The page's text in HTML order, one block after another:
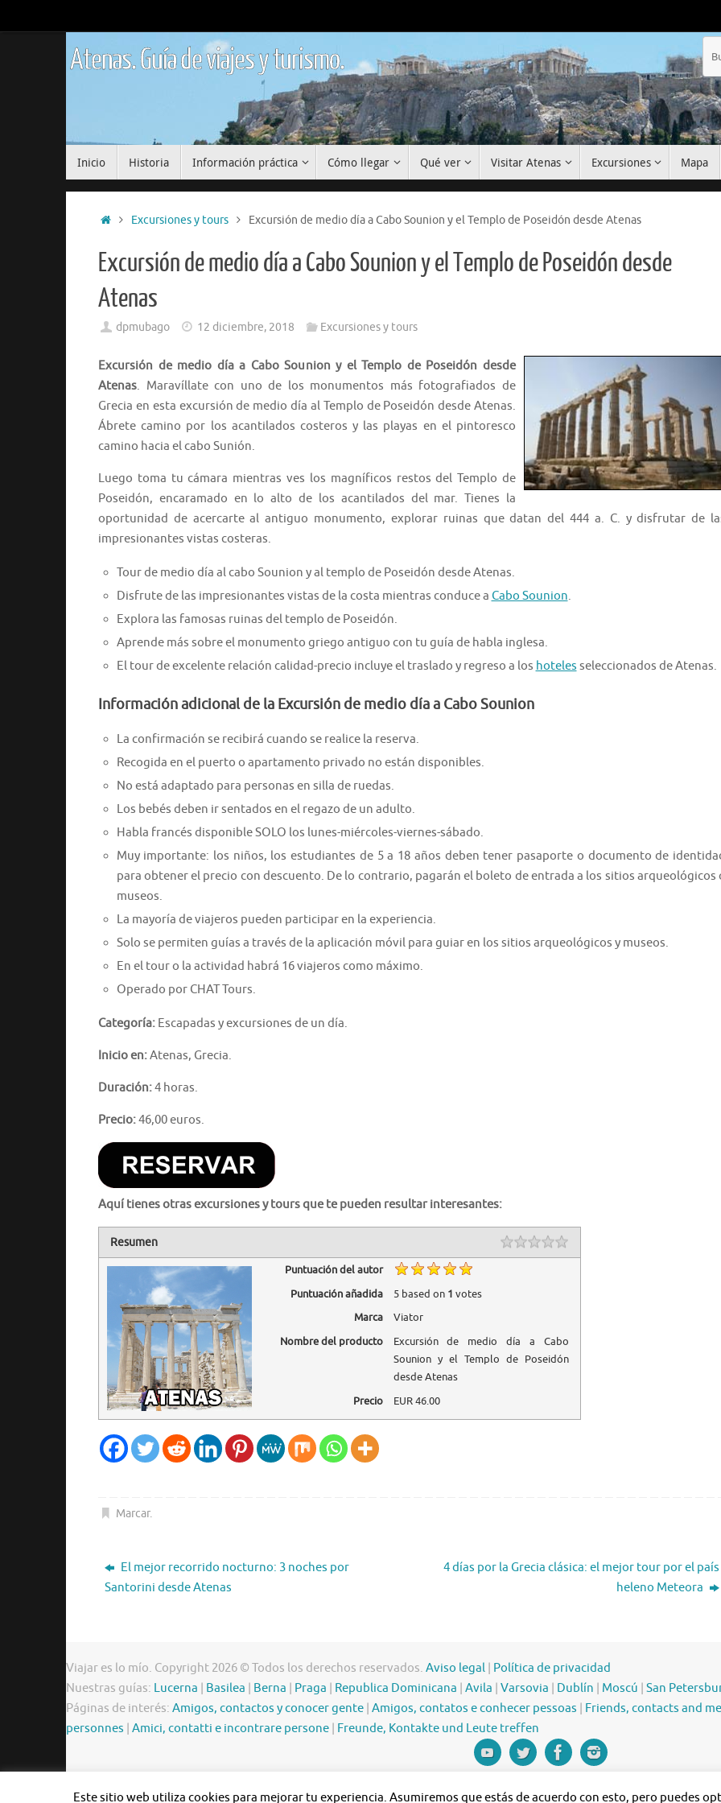
al
Atenas. Guía de viajes y turismo.
Inicio Historia Información práctica Cómo llegar Qué ver Visitar Atenas Excursiones Mapa
InicioExcursiones y tours Excursión de medio día a Cabo Sounion y el Templo de Poseidón desde Atenas
Excursión de medio día a Cabo Sounion y el Templo de Poseidón desde
Atenas
dpmubago 12 diciembre, 2018 Excursiones y tours
Excursión de medio día a Cabo Sounion y el Templo de Poseidón desde
Atenas. Maravíllate con uno de los monumentos más fotografiados de
Grecia en esta excursión de medio día al Templo de Poseidón desde Atenas.
Ábrete camino por los acantilados costeros y las playas en el pintoresco
camino hacia el cabo Sunión.
Luego toma tu cámara mientras ves los magníficos restos del Templo de
Poseidón, encaramado en lo alto de los acantilados del mar. Tienes la
oportunidad de acercarte al antiguo monumento, explorar ruinas que datan del 444 a. C. y disfrutar de
impresionantes vistas costeras.
Tour de medio día al cabo Sounion y al templo de Poseidón desde Atenas.
Disfrute de las impresionantes vistas de la costa mientras conduce a Cabo Sounion.
Explora las famosas ruinas del templo de Poseidón.
Aprende más sobre el monumento griego antiguo con tu guía de habla inglesa.
El tour de excelente relación calidad-precio incluye el traslado y regreso a los hoteles seleccionados de Atenas.
Información adicional de la Excursión de medio día a Cabo Sounion
La confirmación se recibirá cuando se realice la reserva.
Recogida en el puerto o apartamento privado no están disponibles.
No está adaptado para personas en silla de ruedas.
Los bebés deben ir sentados en el regazo de un adulto.
Habla francés disponible SOLO los lunes-miércoles-viernes-sábado.
Muy importante: los niños, los estudiantes de 5 a 18 años deben tener pasaporte o documento de
para obtener el precio con descuento. De lo contrario, pagarán el boleto de entrada a los sitios arqueológicos
museos.
La mayoría de viajeros pueden participar en la experiencia.
Solo se permiten guías a través de la aplicación móvil para guiar en los sitios arqueológicos y museos.
En el tour o la actividad habrá 16 viajeros como máximo.
Operado por CHAT Tours.
Categoría: Escapadas y excursiones de un día.
Inicio en:Atenas, Grecia.
Duración:4 horas.
Precio:46,00 euros.
Aquí tienes otras excursiones y tours que te pueden resultar interesantes:
Resumen
Puntuación del autor
Puntuación añadida
5based on 1 votes
Marca
Viator
Nombre del producto
Excursión de medio día a Cabo
Sounion y el Templo de Poseidón
desde Atenas
Precio
EUR46.00
Marcar.
El mejor recorrido nocturno: 3 noches por
Santorini desde Atenas
4 días por la Grecia clásica: el mejor tour por el país
heleno Meteora
Viajar es lo mío. Copyright 2026 © Todos los derechos reservados. Aviso legal | Política de privacidad
Nuestras guías: Lucerna | Basilea | Berna | Praga | Republica Dominicana | Avila | Varsovia | Dublín | Moscú | San
Páginas de interés: Amigos, contactos y conocer gente | Amigos, contatos e conhecer pessoas | Friends, contacts and
personnes | Amici, contatti e incontrare persone | Freunde, Kontakte und Leute treffen
Este sitio web utiliza cookies para mejorar tu experiencia. Asumiremos que estás de acuerdo con esto, pero puedes